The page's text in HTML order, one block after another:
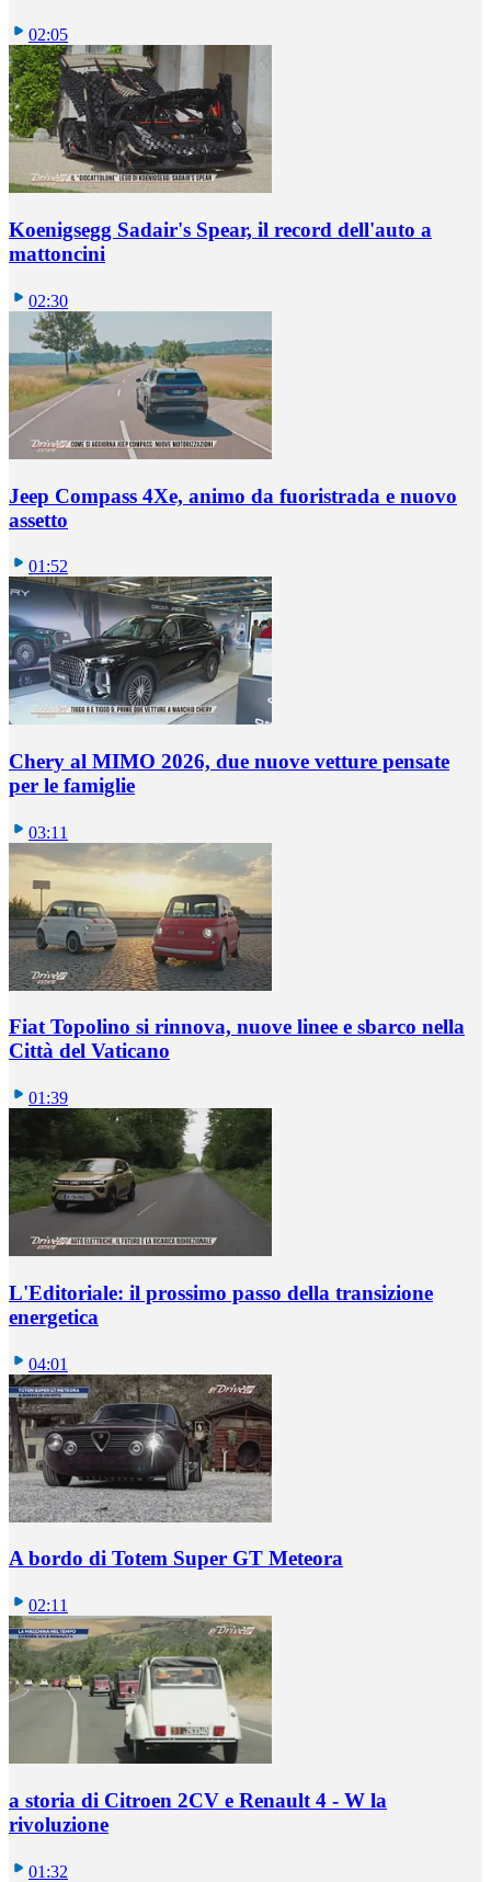
02:05
Koenigsegg Sadair's Spear, il record dell'auto a
mattoncini
02:30
Jeep Compass 4Xe, animo da fuoristrada e nuovo
assetto
01:52
Chery al MIMO 2026, due nuove vetture pensate
per le famiglie
03:11
Fiat Topolino si rinnova, nuove linee e sbarco nella
Città del Vaticano
01:39
L'Editoriale: il prossimo passo della transizione
energetica
04:01
A bordo di Totem Super GT Meteora
02:11
a storia di Citroen 2CV e Renault 4 - W la
rivoluzione
01:32